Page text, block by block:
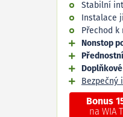
Stabilní
Instalace
Přechod k
Nonstop
Bezpečný
Bonus
na WIA